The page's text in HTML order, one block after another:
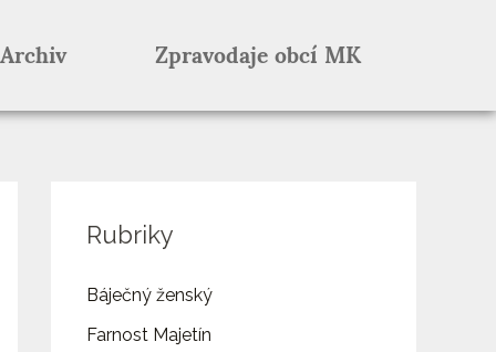
Archiv Zpravodaje obcí MK
Rubriky
Báječný ženský
Farnost Majetín